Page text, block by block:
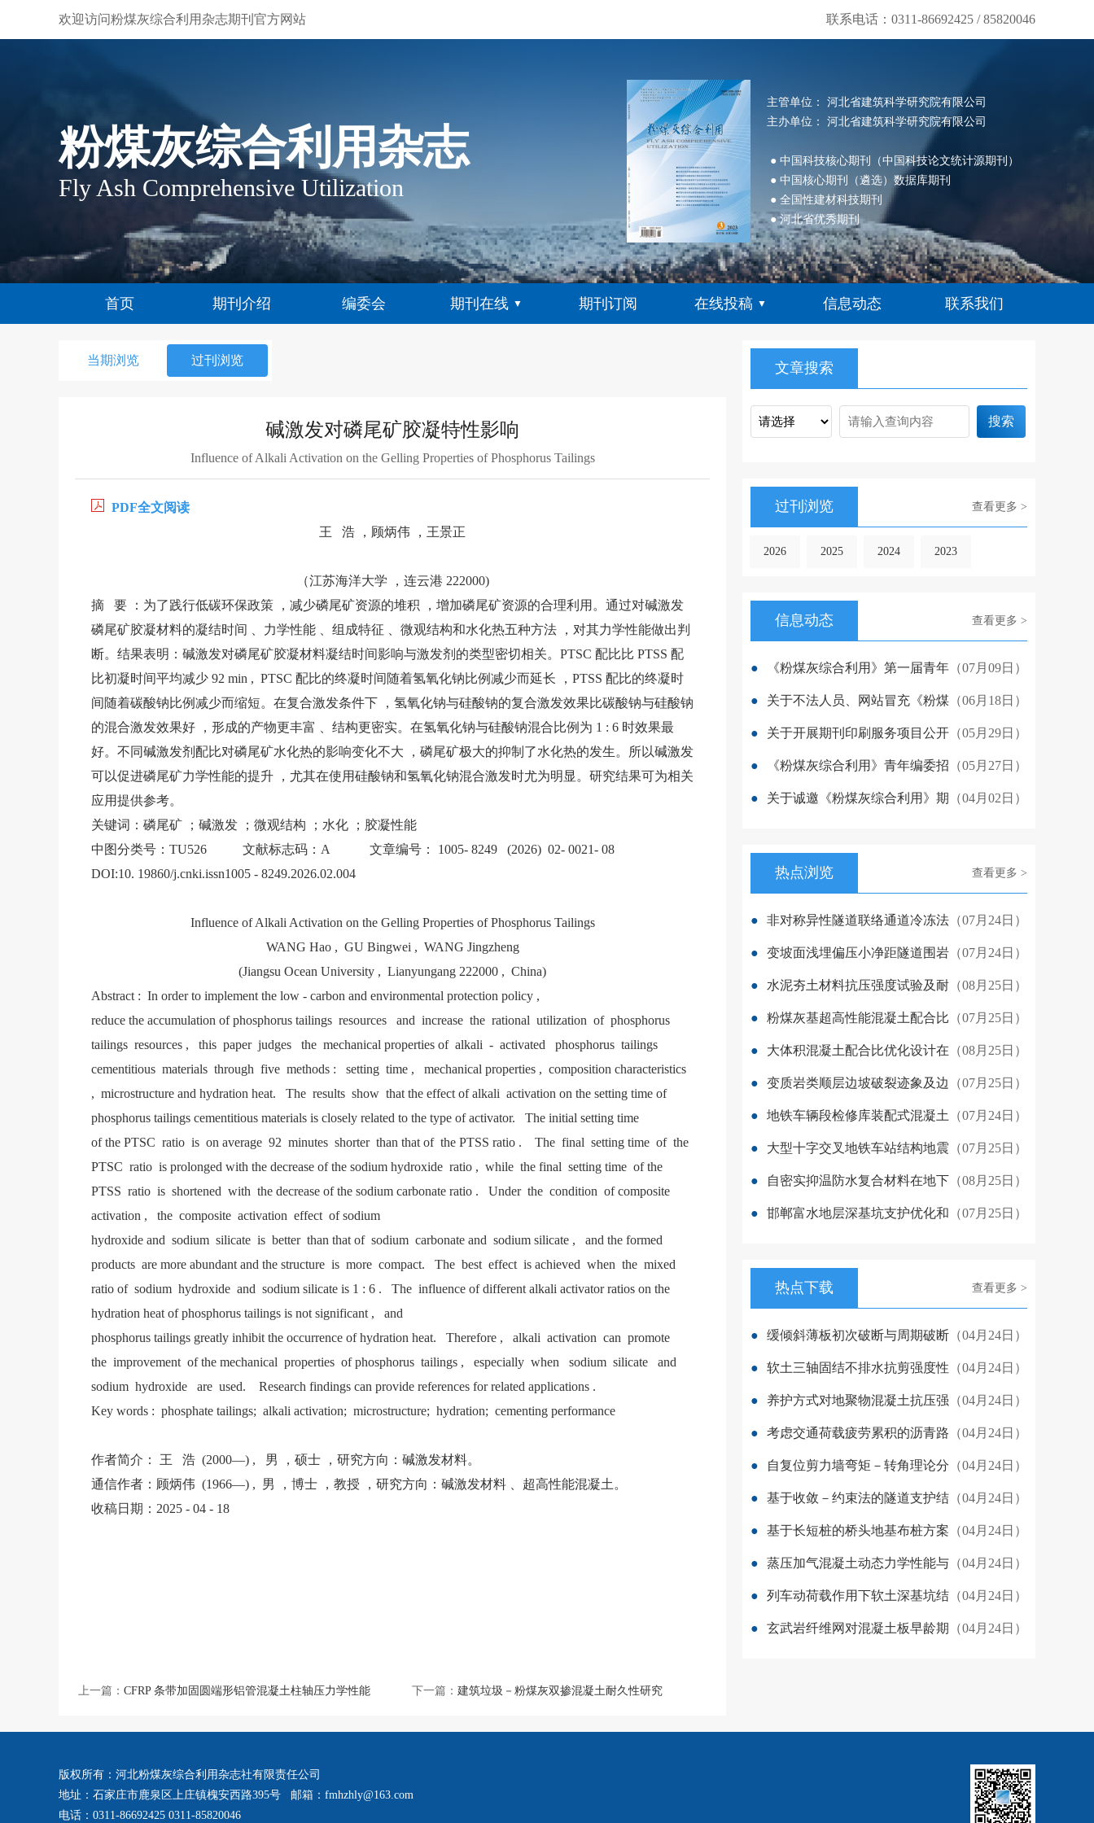
欢迎访问粉煤灰综合利用杂志期刊官方网站 联系电话：0311-86692425 / 85820046
粉煤灰综合利用杂志
Fly Ash Comprehensive Utilization
主管单位： 河北省建筑科学研究院有限公司
主办单位： 河北省建筑科学研究院有限公司
● 中国科技核心期刊（中国科技论文统计源期刊）
● 中国核心期刊（遴选）数据库期刊
● 全国性建材科技期刊
● 河北省优秀期刊
首页 期刊介绍 编委会 期刊在线 ▼ 期刊订阅 在线投稿 ▼ 信息动态 联系我们
文章搜索
搜索
过刊浏览 查看更多 >
2026 2025 2024 2023
信息动态 查看更多 >
● 《粉煤灰综合利用》第一届青年 （07月09日）
● 关于不法人员、网站冒充《粉煤 （06月18日）
● 关于开展期刊印刷服务项目公开 （05月29日）
● 《粉煤灰综合利用》青年编委招 （05月27日）
● 关于诚邀《粉煤灰综合利用》期 （04月02日）
热点浏览 查看更多 >
● 非对称异性隧道联络通道冷冻法 （07月24日）
● 变坡面浅埋偏压小净距隧道围岩 （07月24日）
● 水泥夯土材料抗压强度试验及耐 （08月25日）
● 粉煤灰基超高性能混凝土配合比 （07月25日）
● 大体积混凝土配合比优化设计在 （08月25日）
● 变质岩类顺层边坡破裂迹象及边 （07月25日）
● 地铁车辆段检修库装配式混凝土 （07月24日）
● 大型十字交叉地铁车站结构地震 （07月25日）
● 自密实抑温防水复合材料在地下 （08月25日）
● 邯郸富水地层深基坑支护优化和 （07月25日）
热点下载 查看更多 >
● 缓倾斜薄板初次破断与周期破断 （04月24日）
● 软土三轴固结不排水抗剪强度性 （04月24日）
● 养护方式对地聚物混凝土抗压强 （04月24日）
● 考虑交通荷载疲劳累积的沥青路 （04月24日）
● 自复位剪力墙弯矩－转角理论分 （04月24日）
● 基于收敛－约束法的隧道支护结 （04月24日）
● 基于长短桩的桥头地基布桩方案 （04月24日）
● 蒸压加气混凝土动态力学性能与 （04月24日）
● 列车动荷载作用下软土深基坑结 （04月24日）
● 玄武岩纤维网对混凝土板早龄期 （04月24日）
当期浏览 过刊浏览
碱激发对磷尾矿胶凝特性影响
Influence of Alkali Activation on the Gelling Properties of Phosphorus Tailings
PDF全文阅读
王 浩 ，顾炳伟 ，王景正
（江苏海洋大学 ，连云港 222000)
摘 要 ：为了践行低碳环保政策 ，减少磷尾矿资源的堆积 ，增加磷尾矿资源的合理利用。通过对碱激发
磷尾矿胶凝材料的凝结时间 、力学性能 、组成特征 、微观结构和水化热五种方法 ，对其力学性能做出判
断。结果表明：碱激发对磷尾矿胶凝材料凝结时间影响与激发剂的类型密切相关。PTSC 配比比 PTSS 配
比初凝时间平均减少 92 min , PTSC 配比的终凝时间随着氢氧化钠比例减少而延长 ，PTSS 配比的终凝时
间随着碳酸钠比例减少而缩短。在复合激发条件下 ，氢氧化钠与硅酸钠的复合激发效果比碳酸钠与硅酸钠
的混合激发效果好 ，形成的产物更丰富 、结构更密实。在氢氧化钠与硅酸钠混合比例为 1 : 6 时效果最
好。不同碱激发剂配比对磷尾矿水化热的影响变化不大 ，磷尾矿极大的抑制了水化热的发生。所以碱激发
可以促进磷尾矿力学性能的提升 ，尤其在使用硅酸钠和氢氧化钠混合激发时尤为明显。研究结果可为相关
应用提供参考。
关键词：磷尾矿 ；碱激发 ；微观结构 ；水化 ；胶凝性能
中图分类号：TU526 文献标志码：A 文章编号： 1005- 8249 (2026) 02- 0021- 08
DOI:10. 19860/j.cnki.issn1005 - 8249.2026.02.004
Influence of Alkali Activation on the Gelling Properties of Phosphorus Tailings
WANG Hao , GU Bingwei , WANG Jingzheng
(Jiangsu Ocean University , Lianyungang 222000 , China)
Abstract : In order to implement the low - carbon and environmental protection policy ,
reduce the accumulation of phosphorus tailings resources and increase the rational utilization of phosphorus
tailings resources , this paper judges the mechanical properties of alkali - activated phosphorus tailings
cementitious materials through five methods : setting time , mechanical properties , composition characteristics
, microstructure and hydration heat. The results show that the effect of alkali activation on the setting time of
phosphorus tailings cementitious materials is closely related to the type of activator. The initial setting time
of the PTSC ratio is on average 92 minutes shorter than that of the PTSS ratio . The final setting time of the
PTSC ratio is prolonged with the decrease of the sodium hydroxide ratio , while the final setting time of the
PTSS ratio is shortened with the decrease of the sodium carbonate ratio . Under the condition of composite
activation , the composite activation effect of sodium
hydroxide and sodium silicate is better than that of sodium carbonate and sodium silicate , and the formed
products are more abundant and the structure is more compact. The best effect is achieved when the mixed
ratio of sodium hydroxide and sodium silicate is 1 : 6 . The influence of different alkali activator ratios on the
hydration heat of phosphorus tailings is not significant , and
phosphorus tailings greatly inhibit the occurrence of hydration heat. Therefore , alkali activation can promote
the improvement of the mechanical properties of phosphorus tailings , especially when sodium silicate and
sodium hydroxide are used. Research findings can provide references for related applications .
Key words : phosphate tailings; alkali activation; microstructure; hydration; cementing performance
作者简介： 王 浩 (2000—) , 男 ，硕士 ，研究方向：碱激发材料。
通信作者：顾炳伟 (1966—) , 男 ，博士 ，教授 ，研究方向：碱激发材料 、超高性能混凝土。
收稿日期：2025 - 04 - 18
上一篇： CFRP 条带加固圆端形铝管混凝土柱轴压力学性能 下一篇： 建筑垃圾－粉煤灰双掺混凝土耐久性研究
版权所有：河北粉煤灰综合利用杂志社有限责任公司
地址：石家庄市鹿泉区上庄镇槐安西路395号 邮箱：fmhzhly@163.com
电话：0311-86692425 0311-85820046